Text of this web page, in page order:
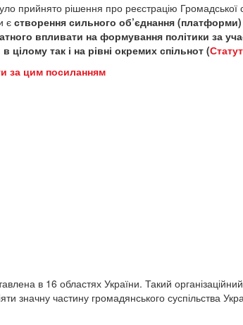
прийнято рішення про реєстрацію Громадської
є створення сильного об’єднання (платформи)
впливати на формування політики за
так і на рівні окремих спільнот (Статут
за цим посиланням
в 16 областях України. Такий
значну частину громадянського суспільства